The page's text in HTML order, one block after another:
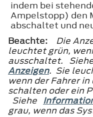
indem bei
Ampelstopp) den
abschaltet und
Beachte:
Die
leuchtet grün,
ausschaltet.
Anzeigen. Sie
wenn der Fahrer
schalten oder ein
Siehe
grau, wenn das